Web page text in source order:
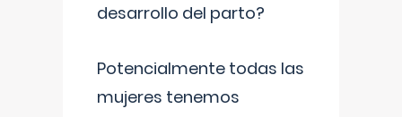
desarrollo del parto?
Potencialmente todas las
mujeres tenemos